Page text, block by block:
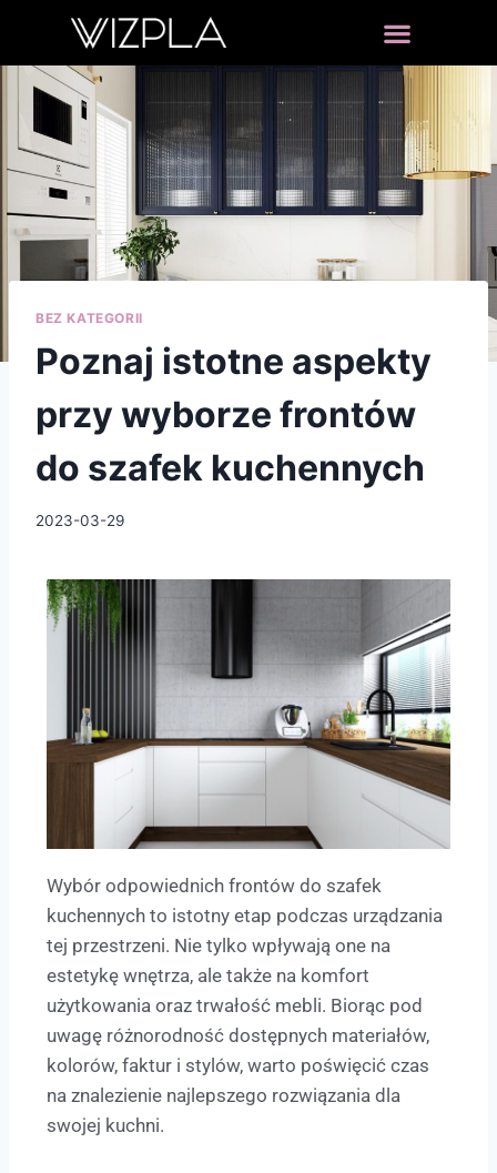
BEZ KATEGORII
Poznaj istotne aspekty
przy wyborze frontów
do szafek kuchennych
2023-03-29
Wybór odpowiednich frontów do szafek
kuchennych to istotny etap podczas urządzania
tej przestrzeni. Nie tylko wpływają one na
estetykę wnętrza, ale także na komfort
użytkowania oraz trwałość mebli. Biorąc pod
uwagę różnorodność dostępnych materiałów,
kolorów, faktur i stylów, warto poświęcić czas
na znalezienie najlepszego rozwiązania dla
swojej kuchni.